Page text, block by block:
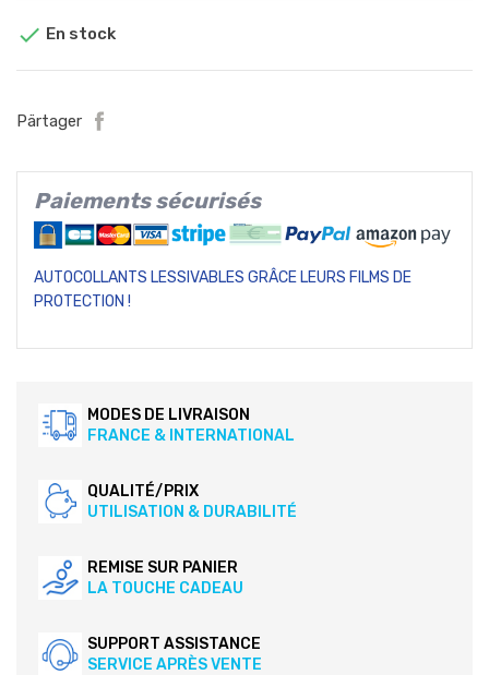
 En stock
Pärtager
Paiements sécurisés
AUTOCOLLANTS LESSIVABLES GRÂCE LEURS FILMS DE
PROTECTION !
MODES DE LIVRAISON
FRANCE & INTERNATIONAL
QUALITÉ/PRIX
UTILISATION & DURABILITÉ
REMISE SUR PANIER
LA TOUCHE CADEAU
SUPPORT ASSISTANCE
SERVICE APRÈS VENTE